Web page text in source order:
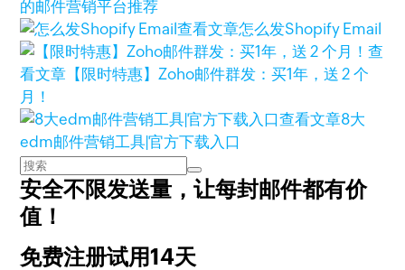
的邮件营销平台推荐
查看文章怎么发Shopify Email
查
看文章 【限时特惠】Zoho邮件群发：买1年，送 2 个
月！
查看文章8大
edm邮件营销工具|官方下载入口
安全不限发送量，让每封邮件都有价
值！
免费注册试用14天